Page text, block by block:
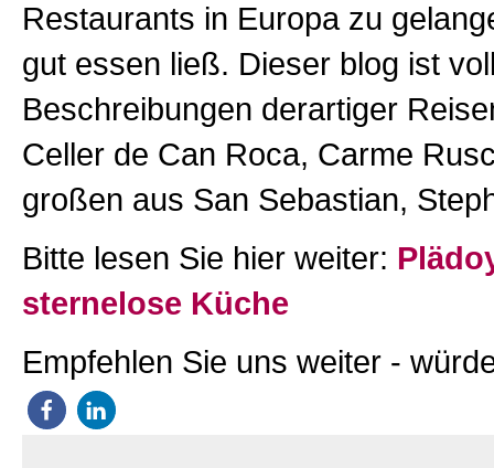
Restaurants in Europa zu
gut essen ließ. Dieser blog ist
Beschreibungen derartiger
Celler de Can Roca, Carme
großen aus San Sebastian,
Bitte lesen Sie hier weiter:
sternelose Küche
Empfehlen Sie uns weiter -